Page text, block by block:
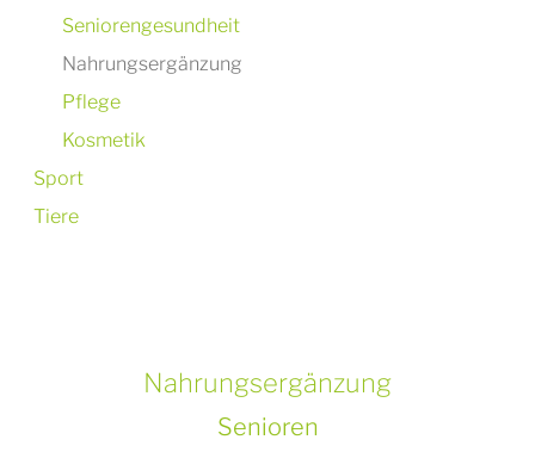
Seniorengesundheit
Nahrungsergänzung
Pflege
Kosmetik
Sport
Tiere
Nahrungsergänzung
Senioren